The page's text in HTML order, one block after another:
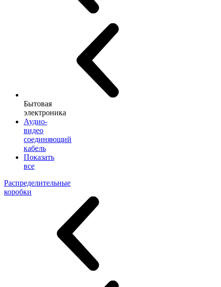
Бытовая
электроника
Аудио-
видео
соединяющий
кабель
Показать
все
Распределительные
коробки